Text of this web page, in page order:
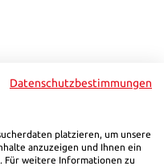
Wert ein oder benutze die
In den Warenkorb
Datenschutzbestimmungen
platzieren, um unsere
anzuzeigen und Ihnen ein
Für weitere Informationen zu